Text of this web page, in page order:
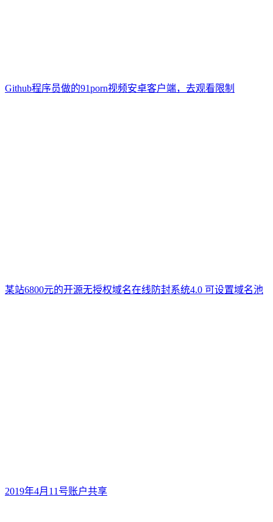
Github程序员做的91porn视频安卓客户端，去观看限制
某站6800元的开源无授权域名在线防封系统4.0 可设置域名池
2019年4月11号账户共享